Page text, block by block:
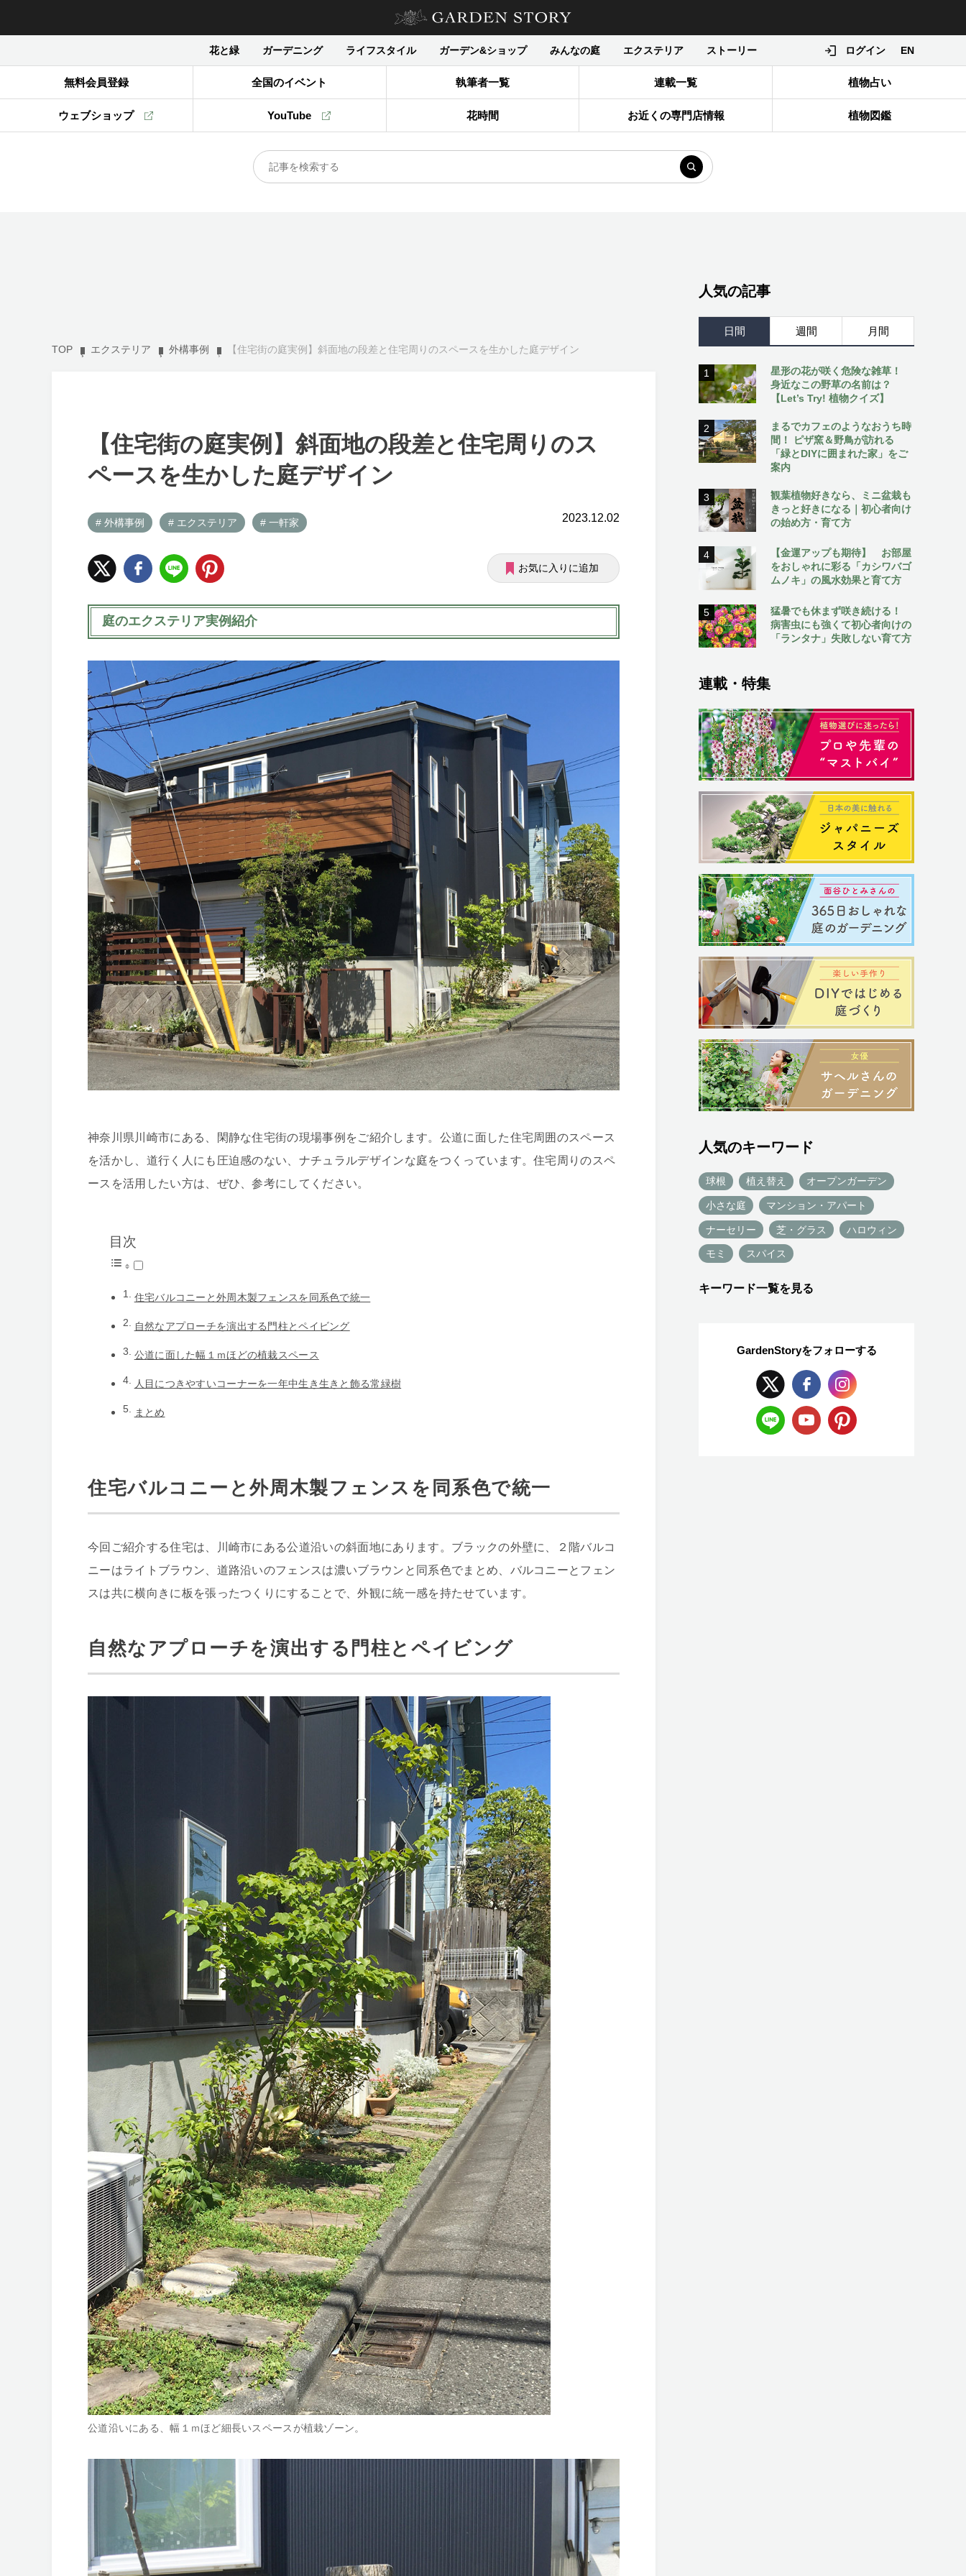
花と緑 ガーデニング ライフスタイル ガーデン&ショップ みんなの庭 エクステリア ストーリー ログイン EN
無料会員登録 全国のイベント 執筆者一覧 連載一覧 植物占い
ウェブショップ YouTube 花時間 お近くの専門店情報 植物図鑑
TOP エクステリア 外構事例 【住宅街の庭実例】斜面地の段差と住宅周りのスペースを生かした庭デザイン
【住宅街の庭実例】斜面地の段差と住宅周りのス
ペースを生かした庭デザイン
# 外構事例 # エクステリア # 一軒家 2023.12.02
お気に入りに追加
庭のエクステリア実例紹介
神奈川県川崎市にある、閑静な住宅街の現場事例をご紹介します。公道に面した住宅周囲のスペース
を活かし、道行く人にも圧迫感のない、ナチュラルデザインな庭をつくっています。住宅周りのスペ
ースを活用したい方は、ぜひ、参考にしてください。
目次
住宅バルコニーと外周木製フェンスを同系色で統一
自然なアプローチを演出する門柱とペイビング
公道に面した幅１ｍほどの植栽スペース
人目につきやすいコーナーを一年中生き生きと飾る常緑樹
まとめ
住宅バルコニーと外周木製フェンスを同系色で統一
今回ご紹介する住宅は、川崎市にある公道沿いの斜面地にあります。ブラックの外壁に、２階バルコ
ニーはライトブラウン、道路沿いのフェンスは濃いブラウンと同系色でまとめ、バルコニーとフェン
スは共に横向きに板を張ったつくりにすることで、外観に統一感を持たせています。
自然なアプローチを演出する門柱とペイビング
公道沿いにある、幅１ｍほど細長いスペースが植栽ゾーン。
人気の記事
日間 週間 月間
1
星形の花が咲く危険な雑草！
身近なこの野草の名前は？
【Let’s Try! 植物クイズ】
2
まるでカフェのようなおうち時
間！ ピザ窯＆野鳥が訪れる
「緑とDIYに囲まれた家」をご
案内
3
観葉植物好きなら、ミニ盆栽も
きっと好きになる｜初心者向け
の始め方・育て方
4
【金運アップも期待】 お部屋
をおしゃれに彩る「カシワバゴ
ムノキ」の風水効果と育て方
5
猛暑でも休まず咲き続ける！
病害虫にも強くて初心者向けの
「ランタナ」失敗しない育て方
連載・特集
人気のキーワード
球根 植え替え オープンガーデン
小さな庭 マンション・アパート
ナーセリー 芝・グラス ハロウィン
モミ スパイス
キーワード一覧を見る
GardenStoryをフォローする